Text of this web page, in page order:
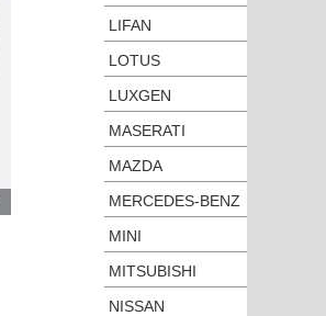
LIFAN
LOTUS
LUXGEN
MASERATI
MAZDA
MERCEDES-BENZ
MINI
MITSUBISHI
NISSAN